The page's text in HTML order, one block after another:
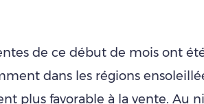
de ce début de mois ont
dans les régions
plus favorable à la vente. Au